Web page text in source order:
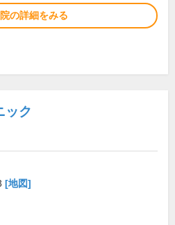
の詳細をみる
ック
[地図]